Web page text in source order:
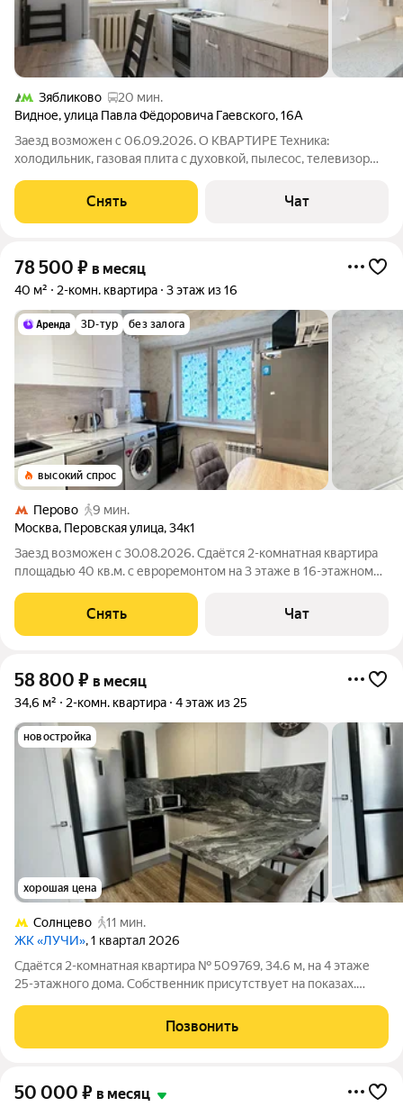
Зябликово
20 мин.
Видное,улица Павла Фёдоровича Гаевского,16А
Заезд возможен с 06.09.2026. О КВАРТИРЕ Техника:
холодильник, газовая плита с духовкой, пылесос, телевизор
двуспальная кровать с матрасом, 2 распашных шкафа,
Снять Чат
78 500 ₽ в месяц
40 м² 2-комн. квартира 3 этаж из 16
3D-тур без залога
высокий спрос
Перово
9 мин.
Москва, Перовская улица,34к1
Заезд возможен с 30.08.2026. Сдаётся 2-комнатная квартира
площадью 40 кв.м. с евроремонтом на 3 этаже в 16-этажном
Духовой шкаф Стиральная машина Холодильник
Посудомоечная машина
Снять Чат
58 800 ₽ в месяц
34,6 м² 2-комн. квартира 4 этаж из 25
новостройка
хорошая цена
Солнцево
11 мин.
ЖК «ЛУЧИ», 1 квартал 2026
Сдаётся 2-комнатная квартира № 509769, 34.6 м, на 4 этаже
25-этажного дома. Собственник присутствует на показах.
оплачиваются отдельно. По условиям проживания: можно с
детьми, можно с питомцами.
Позвонить
50 000 ₽ в месяц